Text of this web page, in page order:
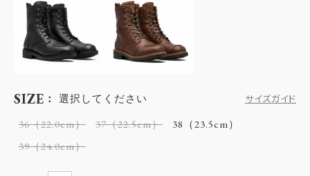
SIZE 選択してください
サイズガイド
36（22.0cm）
37（22.5cm）
38（23.5cm）
39（24.0cm）